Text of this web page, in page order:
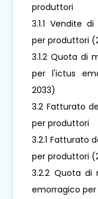
produttori
3.1.1 Vendite
per produttori
3.1.2 Quota di
per l'ictus
2033)
3.2 Fatturato
per produttori
3.2.1 Fatturato
per produttori
3.2.2 Quota
emorragico